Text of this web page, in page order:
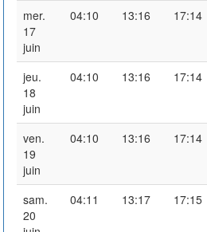
mer.
17
juin
04:10 13:16 17:14
jeu.
18
juin
04:10 13:16 17:14
ven.
19
juin
04:10 13:16 17:14
sam.
20
04:11 13:17 17:15